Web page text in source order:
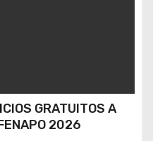
GRATUITOS A
2026